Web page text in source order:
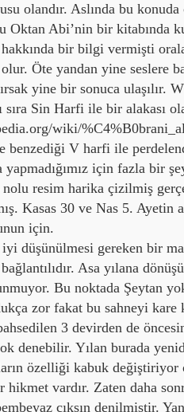
olandır. Aslında bu
Oktan Abi’nin bir kitabında
hakkında bir bilgi vermişti
Öte yandan yine seslere
yine bir sonuca ulaşılır.
sıra Sin Harfi ile bir alakası
wiki/
benzediği V harfi ile
yapmadığımız için fazla bir
nolu resim harika çizilmiş
Kasas 30 ve Nas 5. Ayetin
için.
düşünülmesi gereken bir
Asa yılana
Bu noktada Şeytan
zor fakat bu sahneyi
3 devirden de
denebilir. Yılan burada
özelliği kabuk değiştiriyor
hikmet vardır. Zaten daha
çıksın denilmiştir.